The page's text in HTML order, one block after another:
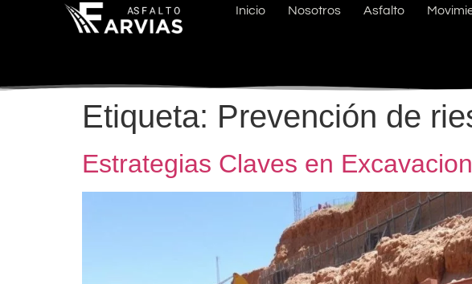
Inicio Nosotros Asfalto
Etiqueta: Prevención de
Estrategias Claves en